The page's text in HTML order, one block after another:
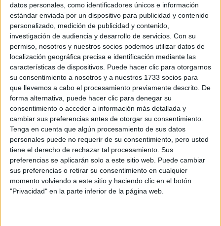
datos personales, como identificadores únicos e información
estándar enviada por un dispositivo para publicidad y contenido
personalizado, medición de publicidad y contenido,
investigación de audiencia y desarrollo de servicios. Con su
permiso, nosotros y nuestros socios podemos utilizar datos de
localización geográfica precisa e identificación mediante las
características de dispositivos. Puede hacer clic para otorgarnos
su consentimiento a nosotros y a nuestros 1733 socios para
que llevemos a cabo el procesamiento previamente descrito. De
forma alternativa, puede hacer clic para denegar su
consentimiento o acceder a información más detallada y
cambiar sus preferencias antes de otorgar su consentimiento.
Tenga en cuenta que algún procesamiento de sus datos
personales puede no requerir de su consentimiento, pero usted
tiene el derecho de rechazar tal procesamiento. Sus
preferencias se aplicarán solo a este sitio web. Puede cambiar
sus preferencias o retirar su consentimiento en cualquier
momento volviendo a este sitio y haciendo clic en el botón
"Privacidad" en la parte inferior de la página web.
Máster Universitario en Intervención Asistida con Animales
Máster Universitario en Investigación en la Enseñanza y
Máster Universitario en Logística y Gestión de Operaciones
Máster Universitario en Métodos Avanzados en Conservación y
Máster Universitario en Patrimonio Musical
Máster Universitario en Profesorado de Enseñanza Secundaria
Máster Universitario en Relaciones Internacionales
Máster Universitario en Simulación Molecular
Máster Universitario en Tecnología Ambiental
Máster Universitario en Transformación Digital de Empresas
¡Síguenos en Facebook!